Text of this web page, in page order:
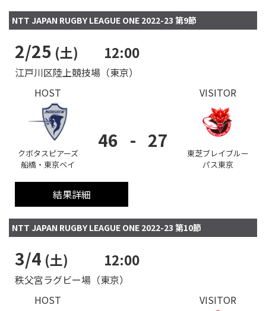
NTT JAPAN RUGBY LEAGUE ONE 2022-23 第9節
2/25 (土) 12:00
江戸川区陸上競技場（東京）
HOST
クボタスピアーズ
船橋・東京ベイ
46 - 27
VISITOR
東芝ブレイブルー
パス東京
結果詳細
NTT JAPAN RUGBY LEAGUE ONE 2022-23 第10節
3/4 (土) 12:00
秩父宮ラグビー場（東京）
HOST
VISITOR